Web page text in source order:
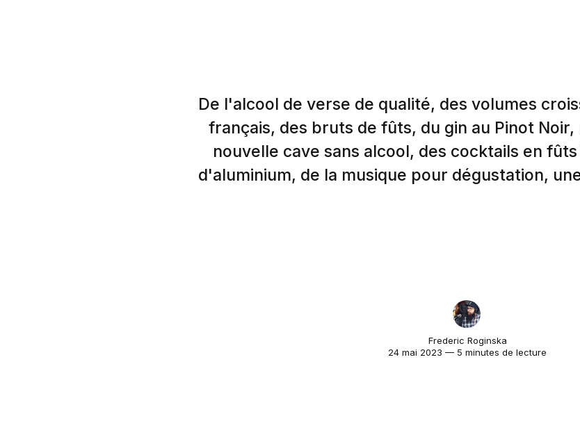
De l'alcool de verse de qualité, des volumes
français, des bruts de fûts, du gin au Pinot
nouvelle cave sans alcool, des cocktails en
d'aluminium, de la musique pour dégustation,
Frederic Roginska
24 mai 2023 — 5 minutes de lecture